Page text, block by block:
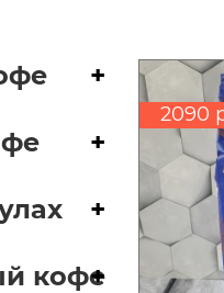
+
+
+
кофе
+
2090